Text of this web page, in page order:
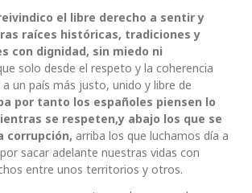
el libre derecho a sentir y
raíces históricas, tradiciones y
con dignidad, sin miedo ni
solo desde el respeto y la coherencia
un país más justo, unido y libre de
por tanto los españoles piensen lo
se respeten,y abajo los que se
corrupción, arriba los que luchamos día a
sacar adelante nuestras vidas con
entre unos territorios y otros.